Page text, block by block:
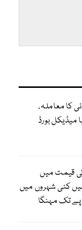
کا معاملہ،
بورڈ
قیمت میں
کئی شہروں میں